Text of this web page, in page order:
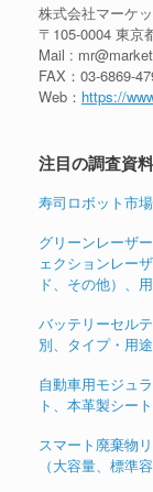
株式会社マーケ
〒105-0004 東京
Mail :
FAX：03-6869-
Web： https://
注目の調査資料
寿司ロボット市
グリーンレーザ
ェクションレー
ド、その他）、
バッテリーセル
別、タイプ・用
自動車用モジュ
ト、本革製シー
スマート廃棄物
（大容量、標準